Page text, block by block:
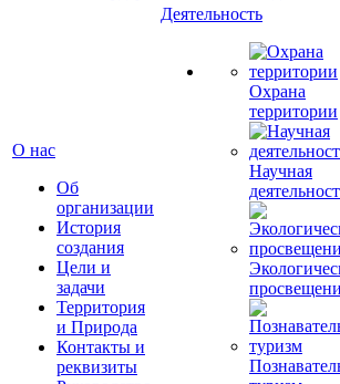
О нас
Об
организации
История
создания
Цели и
задачи
Территория
и Природа
Контакты и
реквизиты
Деятельность
Охрана
территории
Научная